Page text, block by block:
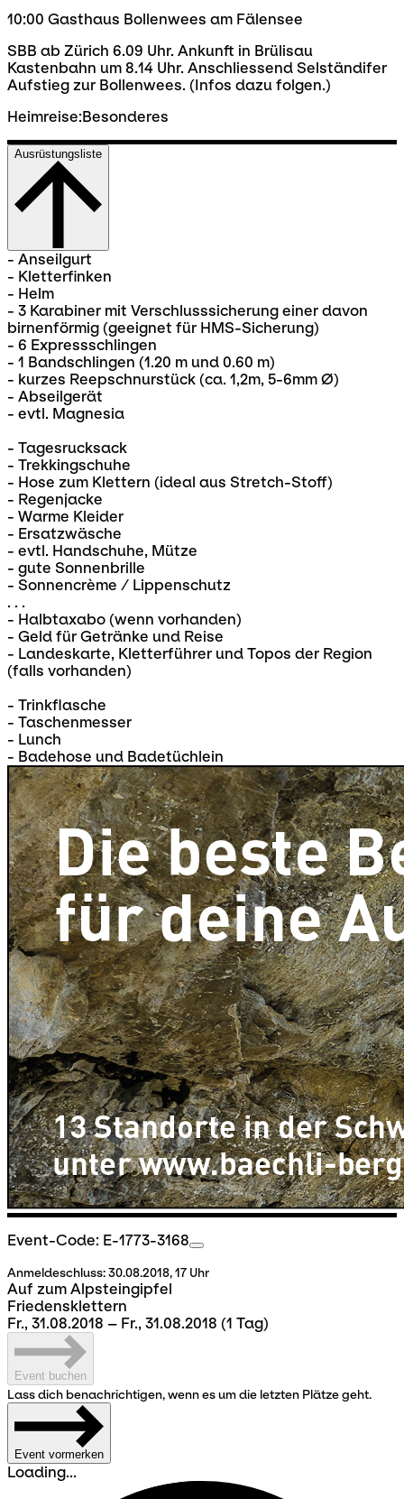
10:00 Gasthaus Bollenwees am Fälensee
SBB ab Zürich 6.09 Uhr. Ankunft in Brülisau
Kastenbahn um 8.14 Uhr. Anschliessend Selständifer
Aufstieg zur Bollenwees. (Infos dazu folgen.)
Heimreise:Besonderes
Ausrüstungsliste
- Anseilgurt
- Kletterfinken
- Helm
- 3 Karabiner mit Verschlusssicherung einer davon
birnenförmig (geeignet für HMS-Sicherung)
- 6 Expressschlingen
- 1 Bandschlingen (1.20 m und 0.60 m)
- kurzes Reepschnurstück (ca. 1,2m, 5-6mm Ø)
- Abseilgerät
- evtl. Magnesia
- Tagesrucksack
- Trekkingschuhe
- Hose zum Klettern (ideal aus Stretch-Stoff)
- Regenjacke
- Warme Kleider
- Ersatzwäsche
- evtl. Handschuhe, Mütze
- gute Sonnenbrille
- Sonnencrème / Lippenschutz
. . .
- Halbtaxabo (wenn vorhanden)
- Geld für Getränke und Reise
- Landeskarte, Kletterführer und Topos der Region
(falls vorhanden)
- Trinkflasche
- Taschenmesser
- Lunch
- Badehose und Badetüchlein
Event-Code: E-1773-3168
Anmeldeschluss:30.08.2018, 17 Uhr
Auf zum Alpsteingipfel
Friedensklettern
Fr., 31.08.2018 – Fr., 31.08.2018 (1 Tag)
Event buchen
Lass dich benachrichtigen, wenn es um die letzten Plätze geht.
Event vormerken
Loading...